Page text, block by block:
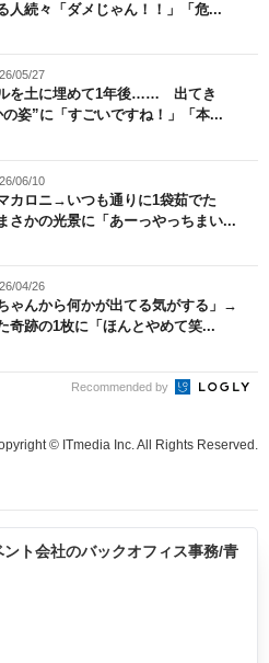
人続々「ダメじゃん！！」「危...
05/27
を土に埋めて1年後…… 出てき
の姿”に「すごいですね！」「本...
06/10
カロニ→いつも通りに1袋茹でた
かの光景に「あーっやっちまい...
04/26
ゃんから何かが出てる気がする」→
奇跡の1枚に「ほんとやめて笑...
Recommended by
© ITmedia Inc. All Rights Reserved.
ント会社のバックオフィス事務/青